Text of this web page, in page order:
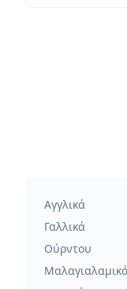
Αγγλικά
Γαλλικά
Ούρντου